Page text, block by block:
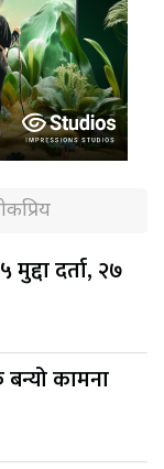
दर्ता, २७
कामना